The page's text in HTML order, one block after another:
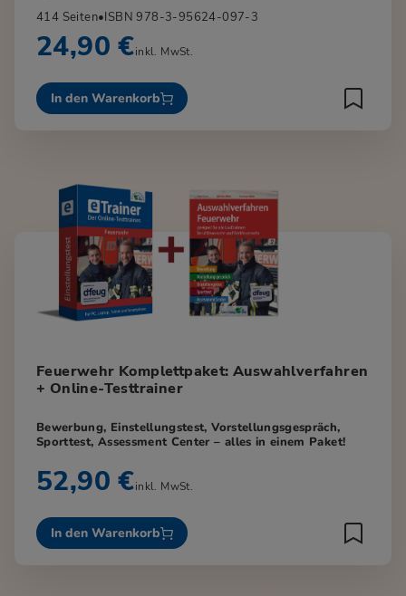
414 Seiten•ISBN 978-3-95624-097-3
24,90 €inkl. MwSt.
In den Warenkorb
Feuerwehr Komplettpaket: Auswahlverfahren
+ Online-Testtrainer
Bewerbung, Einstellungstest, Vorstellungsgespräch,
Sporttest, Assessment Center – alles in einem Paket!
52,90 €inkl. MwSt.
In den Warenkorb